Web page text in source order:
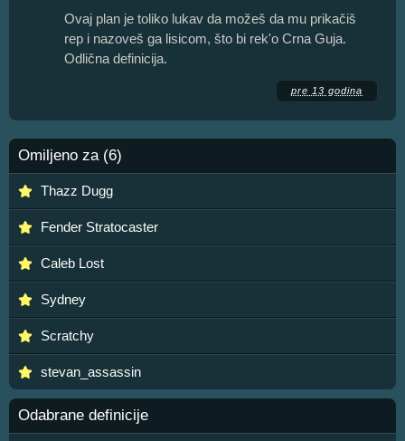
Ovaj plan je toliko lukav da možeš da mu prikačiš
rep i nazoveš ga lisicom, što bi rek'o Crna Guja.
Odlična definicija.
pre 13 godina
Omiljeno za (6)
Thazz Dugg
Fender Stratocaster
Caleb Lost
Sydney
Scratchy
stevan_assassin
Odabrane definicije